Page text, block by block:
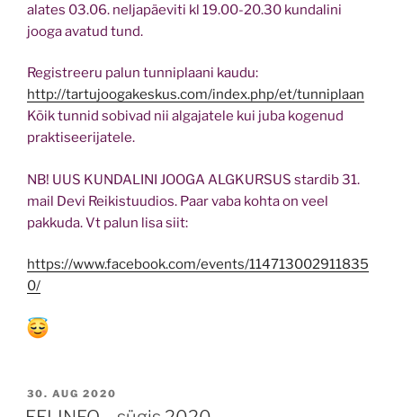
alates 03.06. neljapäeviti kl 19.00-20.30 kundalini
jooga avatud tund.
Registreeru palun tunniplaani kaudu:
http://tartujoogakeskus.com/index.php/et/tunniplaan
Kõik tunnid sobivad nii algajatele kui juba kogenud
praktiseerijatele.
NB! UUS KUNDALINI JOOGA ALGKURSUS stardib 31.
mail Devi Reikistuudios. Paar vaba kohta on veel
pakkuda. Vt palun lisa siit:
https://www.facebook.com/events/114713002911835
0/
POSTED
ON
30. AUG 2020